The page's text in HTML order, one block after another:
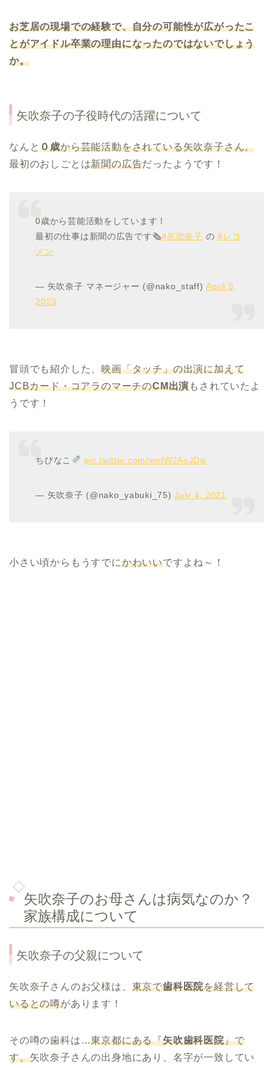
お芝居の現場での経験で、自分の可能性が広がったこ
とがアイドル卒業の理由になったのではないでしょう
か。
矢吹奈子の子役時代の活躍について
なんと０歳から芸能活動をされている矢吹奈子さん。
最初のおしごとは新聞の広告だったようです！
0歳から芸能活動をしています！
最初の仕事は新聞の広告です🗞#矢吹奈子 の#レコ
メン
— 矢吹奈子 マネージャー (@nako_staff)April 5,
2023
冒頭でも紹介した、映画「タッチ」の出演に加えて
JCBカード・コアラのマーチのCM出演もされていたよ
うです！
ちびなこ pic.twitter.com/xmfW2AoJDw
— 矢吹奈子 (@nako_yabuki_75)July 4, 2021
小さい頃からもうすでにかわいいですよね～！
矢吹奈子のお母さんは病気なのか？
家族構成について
矢吹奈子の父親について
矢吹奈子さんのお父様は、 東京で歯科医院を経営して
いるとの噂があります！
その噂の歯科は…東京都にある『矢吹歯科医院』で
す。矢吹奈子さんの出身地にあり、名字が一致してい